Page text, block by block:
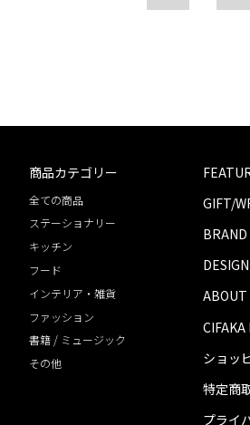
プライバシーポリ
会員ログイン・
商品カテゴリー
全ての商品
ステーショナリー
キッチン
フード
インテリア・雑貨
ファッション
書籍 / ミュージック
その他
GIFT/
BRAND
ABOUT
CIFAKA
ショッ
特定商
プライ